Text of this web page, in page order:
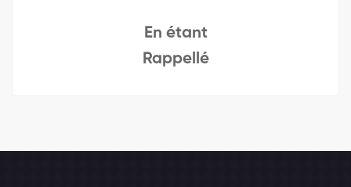
En étant
Rappellé